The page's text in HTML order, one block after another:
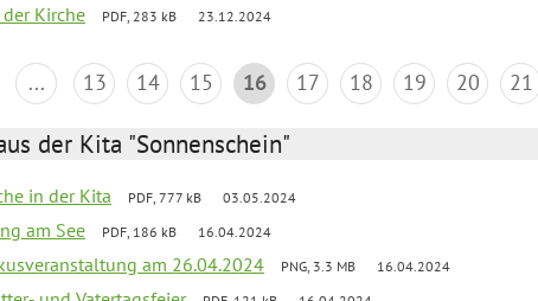
Kirche PDF, 283 kB 23.12.2024
... 13 14 15 16 17 18 19 20 21
der Kita "Sonnenschein"
in der Kita PDF, 777 kB 03.05.2024
am See PDF, 186 kB 16.04.2024
am 26.04.2024 PNG, 3.3 MB 16.04.2024